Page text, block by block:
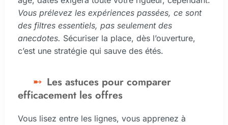
Vous prélevez les expériences passées, ce sont
des filtres essentiels, pas seulement des
anecdotes. Sécuriser la place, dès l’ouverture,
c’est une stratégie qui sauve des étés.
Les astuces pour comparer
efficacement les offres
Vous lisez entre les lignes, vous apprenez à